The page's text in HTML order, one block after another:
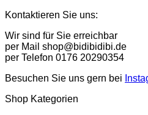
Kontaktieren Sie uns:
Wir sind für Sie erreichbar
per Mail shop@bidibidibi.de
per Telefon 0176 20290354
Besuchen Sie uns gern bei
Shop Kategorien